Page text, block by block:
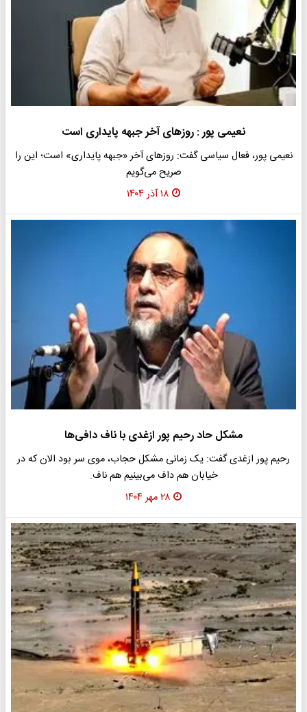
نعیمی پور : روزهای آخر جبهه پایداری است
نعیمی پور، فعال سیاسی گفت: روزهای آخر «جبهه پایداری» است؛ این را
صریح می‌گویم
۱۸ آذر ۱۴۰۴
مشکل حاد رحیم پور ازغدی با ناف دافی‌ها
رحیم پور ازغدی گفت: یک زمانی مشکل حجاب، موی سر بود الان که در
خیابان هم داف می‌بینیم هم ناف.
۲۸ مهر ۱۴۰۴